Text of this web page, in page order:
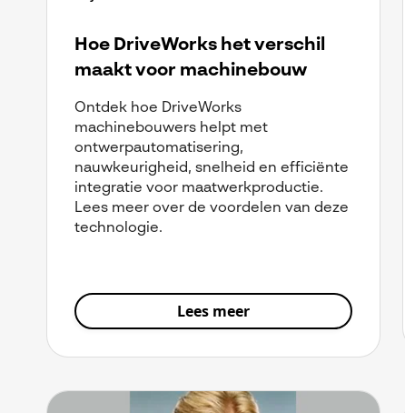
Hoe DriveWorks het verschil
maakt voor machinebouw
Ontdek hoe DriveWorks
machinebouwers helpt met
ontwerpautomatisering,
nauwkeurigheid, snelheid en efficiënte
integratie voor maatwerkproductie.
Lees meer over de voordelen van deze
technologie.
Lees meer